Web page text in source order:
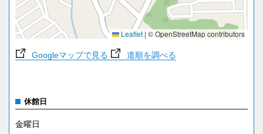
Leaflet | © OpenStreetMap contributors
Googleマップで見る 道順を調べる
休館日
金曜日